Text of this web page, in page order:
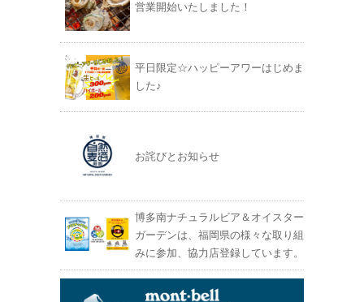
営業開始いたしました！
平日限定☆ハッピーアワーはじめま
した♪
お詫びとお知らせ
博多南ナチュラルビア＆オイスター
ガーデンは、福岡県の様々な取り組
みに参加、協力店登録しています。